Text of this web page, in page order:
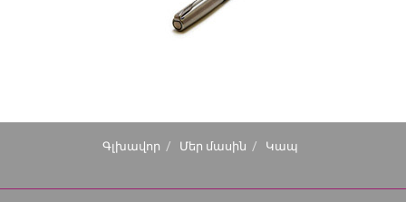
Գլխավոր Մեր մասին Կապ